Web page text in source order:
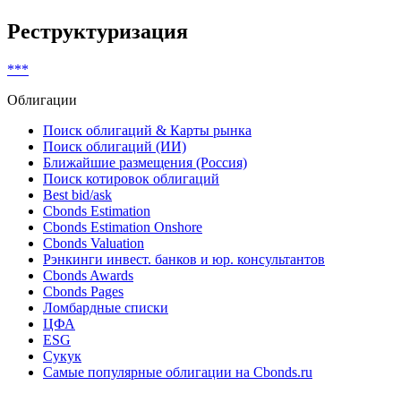
Реструктуризация
***
Облигации
Поиск облигаций & Карты рынка
Поиск облигаций (ИИ)
Ближайшие размещения (Россия)
Поиск котировок облигаций
Best bid/ask
Cbonds Estimation
Cbonds Estimation Onshore
Cbonds Valuation
Рэнкинги инвест. банков и юр. консультантов
Cbonds Awards
Cbonds Pages
Ломбардные списки
ЦФА
ESG
Сукук
Самые популярные облигации на Cbonds.ru